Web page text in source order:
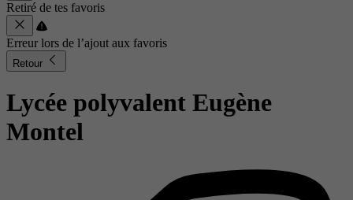
Retiré de tes favoris
Erreur lors de l’ajout aux favoris
Retour
Lycée polyvalent Eugène
Montel